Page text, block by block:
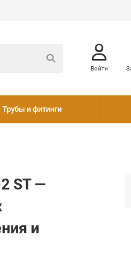
Войти
Трубы и фитинги
ST —
и